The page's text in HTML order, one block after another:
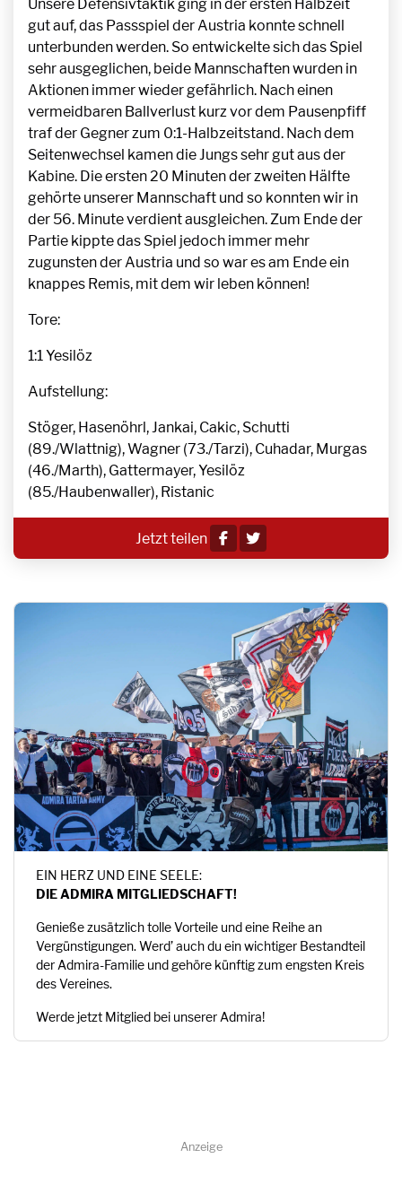
Unsere Defensivtaktik ging in der ersten Halbzeit
gut auf, das Passspiel der Austria konnte schnell
unterbunden werden. So entwickelte sich das Spiel
sehr ausgeglichen, beide Mannschaften wurden in
Aktionen immer wieder gefährlich. Nach einen
vermeidbaren Ballverlust kurz vor dem Pausenpfiff
traf der Gegner zum 0:1-Halbzeitstand. Nach dem
Seitenwechsel kamen die Jungs sehr gut aus der
Kabine. Die ersten 20 Minuten der zweiten Hälfte
gehörte unserer Mannschaft und so konnten wir in
der 56. Minute verdient ausgleichen. Zum Ende der
Partie kippte das Spiel jedoch immer mehr
zugunsten der Austria und so war es am Ende ein
knappes Remis, mit dem wir leben können!
Tore:
1:1 Yesilöz
Aufstellung:
Stöger, Hasenöhrl, Jankai, Cakic, Schutti
(89./Wlattnig), Wagner (73./Tarzi), Cuhadar, Murgas
(46./Marth), Gattermayer, Yesilöz
(85./Haubenwaller), Ristanic
Jetzt teilen
EIN HERZ UND EINE SEELE:
DIE ADMIRA MITGLIEDSCHAFT!
Genieße zusätzlich tolle Vorteile und eine Reihe an
Vergünstigungen. Werd’ auch du ein wichtiger Bestandteil
der Admira-Familie und gehöre künftig zum engsten Kreis
des Vereines.
Werde jetzt Mitglied bei unserer Admira!
Anzeige